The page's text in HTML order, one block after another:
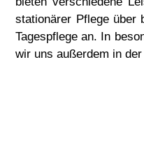
stationärer Pflege über
Tagespflege an. In
wir uns außerdem in